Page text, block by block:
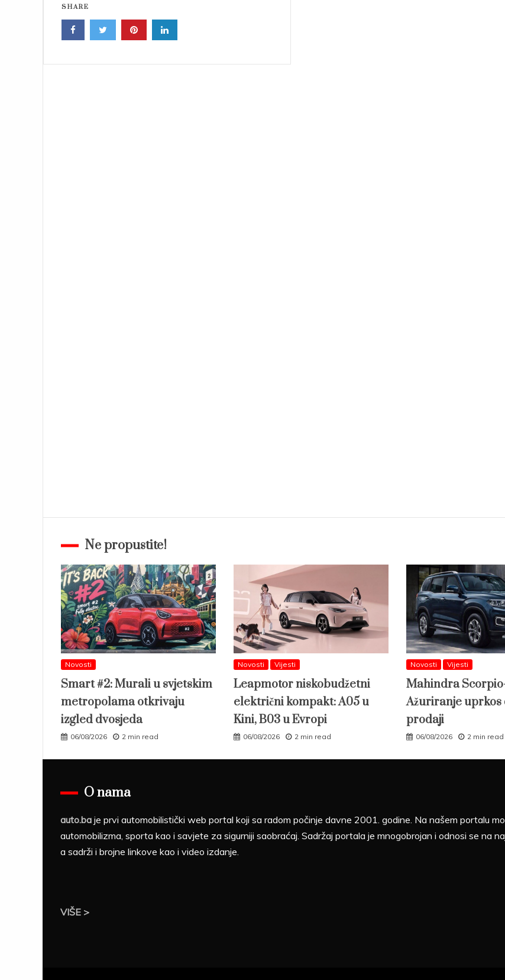
SHARE
Ne propustite!
Novosti
Smart #2: Murali u svjetskim
metropolama otkrivaju
izgled dvosjeda
06/08/2026 2 min read
Novosti Vijesti
Leapmotor niskobudžetni
električni kompakt: A05 u
Kini, B03 u Evropi
06/08/2026 2 min read
Novosti Vijesti
Mahindra
Ažuriranje uprkos
prodaji
06/08/2026 2 min read
O nama
auto.ba je prvi automobilistički web portal koji sa radom počinje davne 2001. godine. Na našem portalu
automobilizma, sporta kao i savjete za sigurniji saobraćaj. Sadržaj portala je mnogobrojan i odnosi se na
a sadrži i brojne linkove kao i video izdanje.
VIŠE >